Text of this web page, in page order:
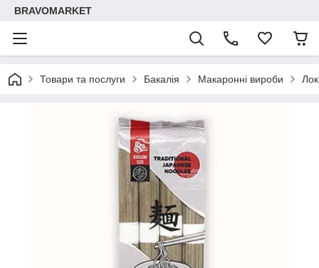
BRAVOMARKET
Товари та послуги Бакалія Макаронні вироби